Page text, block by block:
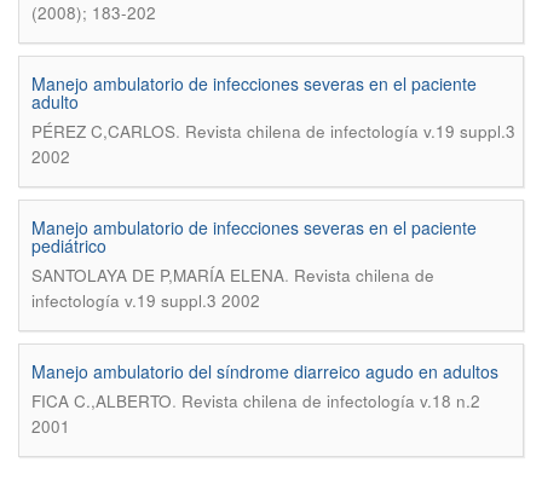
(2008); 183-202
Manejo ambulatorio de infecciones severas en el paciente
adulto
PÉREZ C,CARLOS. Revista chilena de infectología v.19 suppl.3
2002
Manejo ambulatorio de infecciones severas en el paciente
pediátrico
SANTOLAYA DE P,MARÍA ELENA. Revista chilena de
infectología v.19 suppl.3 2002
Manejo ambulatorio del síndrome diarreico agudo en adultos
FICA C.,ALBERTO. Revista chilena de infectología v.18 n.2
2001